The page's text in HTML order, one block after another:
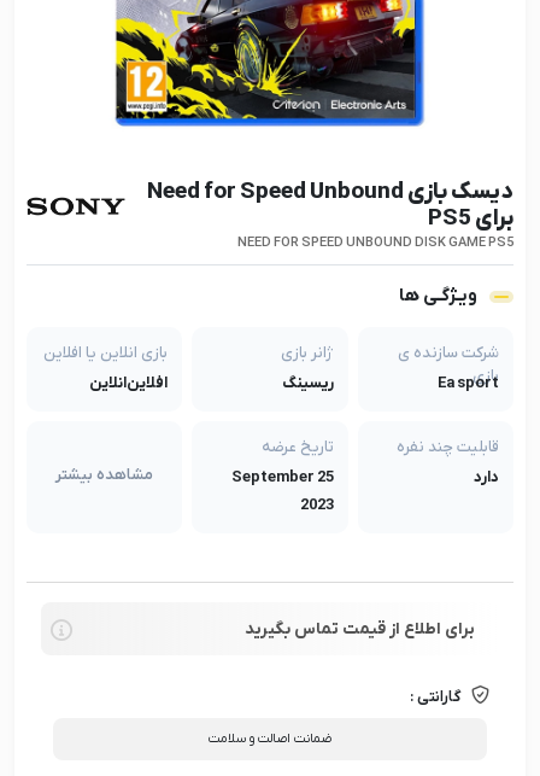
دیسک بازی Need for Speed Unbound
برای PS5
NEED FOR SPEED UNBOUND DISK GAME PS5
ویـژگـی ها
شرکت سازنده ی
بازی
Ea sport
ژانر بازی
ریسینگ
بازی انلاین یا افلاین
افلاینانلاین
قابلیت چند نفره
دارد
تاریخ عرضه
25 September
2023
مشاهده بیشتر
برای اطلاع از قیمت تماس بگیرید
گارانتی :
ضمانت اصالت و سلامت